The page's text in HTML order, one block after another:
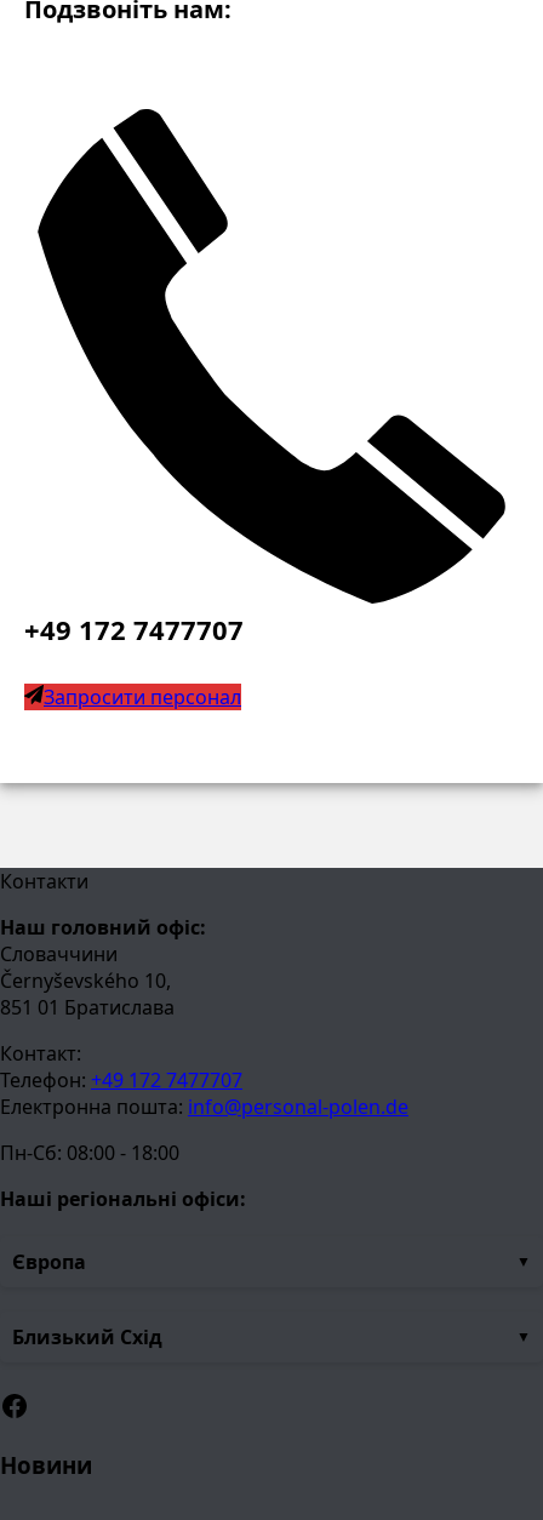
Подзвоніть нам:
+49 172 7477707
Запросити персонал
Контакти
Наш головний офіс:
Словаччини
Černyševského 10,
851 01 Братислава
Контакт:
Телефон: +49 172 7477707
Електронна пошта: info@personal-polen.de
Пн-Сб: 08:00 - 18:00
Наші регіональні офіси:
Європа
Близький Схід
Facebook
Новини